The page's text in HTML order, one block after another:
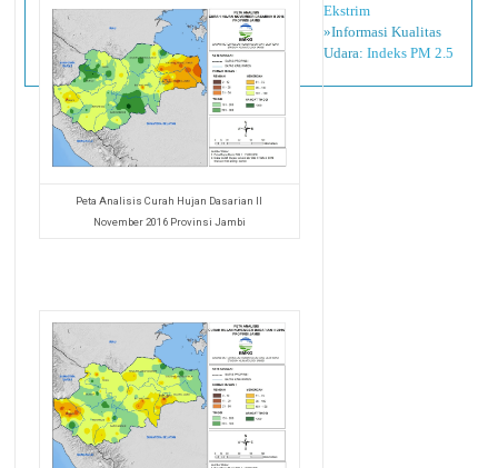
Peta Analisis Curah Hujan Dasarian II
November 2016 Provinsi Jambi
Ekstrim
»Informasi Kualitas
Udara: Indeks PM 2.5